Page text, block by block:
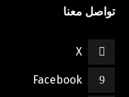
تواصل معنا
X
Facebook